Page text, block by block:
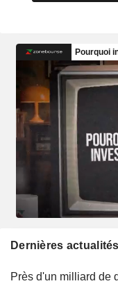
Dernières
Près d'un milliard de